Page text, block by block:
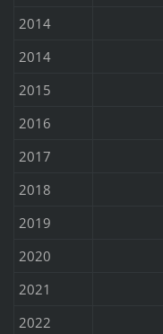
2014
2014
2015
2016
2017
2018
2019
2020
2021
2022